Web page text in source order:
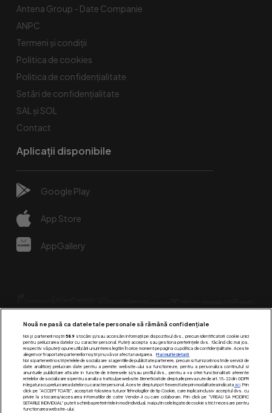
Antena Group - Date Companie
ANPC
Termeni și condiții
Politica de cookies
Politica de confidențialitate
Setări de confidențialitate
SAL și SOL
Contact
Aplicații disponibile
Google Play
App Store
AppGallery
Urmărește-ne pe:
Nouă ne pasă ca datele tale personale să rămână confidențiale
Noi și partenerii noștri 589stocăm și/sau accesăm informații pe dispozitivul dvs., precum identificatorii cookie unici
pentru prelucrarea datelor cu caracter personal. Puteți accepta sau gestiona preferințele dvs. făcând clic mai jos,
respectiv vă puteți opune utilizării unui interes legitim în orice moment pe pagina cu politica de confidențialitate. Aceste
alegeri vor fi raportate partenerilor noștri și nu vă vor afecta navigarea.
Mai multe detalii
Noi si partenerii nostri (retelele de socializare si agentiile de publicitate partenere, precum si furnizorii nostri de servicii de
date analitice) prelucram date pentru a permite website-ului sa functioneze, pentru a personaliza continutul si
anunturile publicitare afisate in functie de interesele si/sau profilul dvs., pentru a va oferi functionalitati aferente
retelelor de socializare si pentru a analiza traficul pe website. Beneficiati de drepturile prevazute de art. 15-22 din GDPR
in legatura cu prelucrarea datelor cu caracter personal. Aceste drepturi pot fi exercitate prin modalitatea indicataaici. Prin
click pe “ACCEPT TOATE”, acceptati folosirea tuturor Tehnologiilor de tip Cookie, care implica inclusiv acceptul dvs. cu
privire la stocarea/accesarea informatiilor de catre Vendor-ii cu care colaboram. Prin click pe “VREAU SA MODIFIC
SETARILE INDIVIDUAL” puteti schimba preferintele in mod individual, mai putin cele legate de cookie strict necesare pentru
functionarea website-ului.